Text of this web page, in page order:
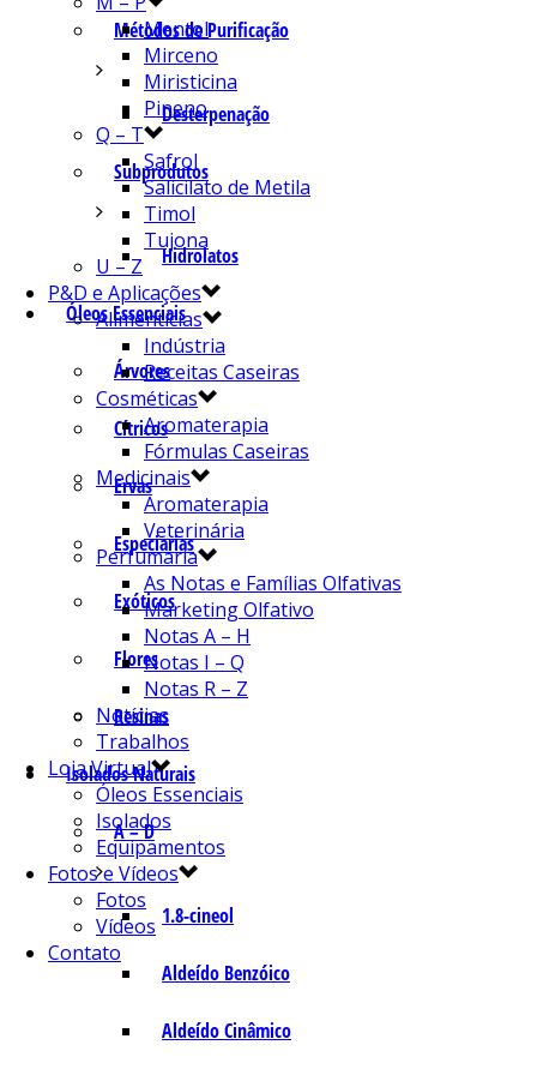
Métodos de Purificação
Desterpenação
Subprodutos
Hidrolatos
Óleos Essenciais
Árvores
Cítricos
Ervas
Especiarias
Exóticos
Flores
Resinas
Isolados Naturais
A – D
1.8-cineol
Aldeído Benzóico
Aldeído Cinâmico
Mentol
Mirceno
Miristicina
Pineno
Q – T
Safrol
Salicilato de Metila
Timol
Tujona
U – Z
P&D e Aplicações
Alimentícias
Indústria
Receitas Caseiras
Cosméticas
Aromaterapia
Fórmulas Caseiras
Medicinais
Aromaterapia
Veterinária
Perfumaria
As Notas e Famílias Olfativas
Marketing Olfativo
Notas A – H
Notas I – Q
Notas R – Z
Notícias
Trabalhos
Loja Virtual
Óleos Essenciais
Isolados
Equipamentos
Fotos e Vídeos
Fotos
Vídeos
Contato